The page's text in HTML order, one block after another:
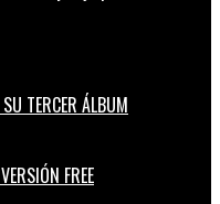
TERCER ÁLBUM